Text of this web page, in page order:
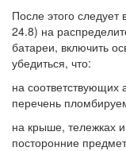
После этого
24.8) на
батареи, включить
убедиться, что:
на
перечень
на крыше, тележках
посторонние